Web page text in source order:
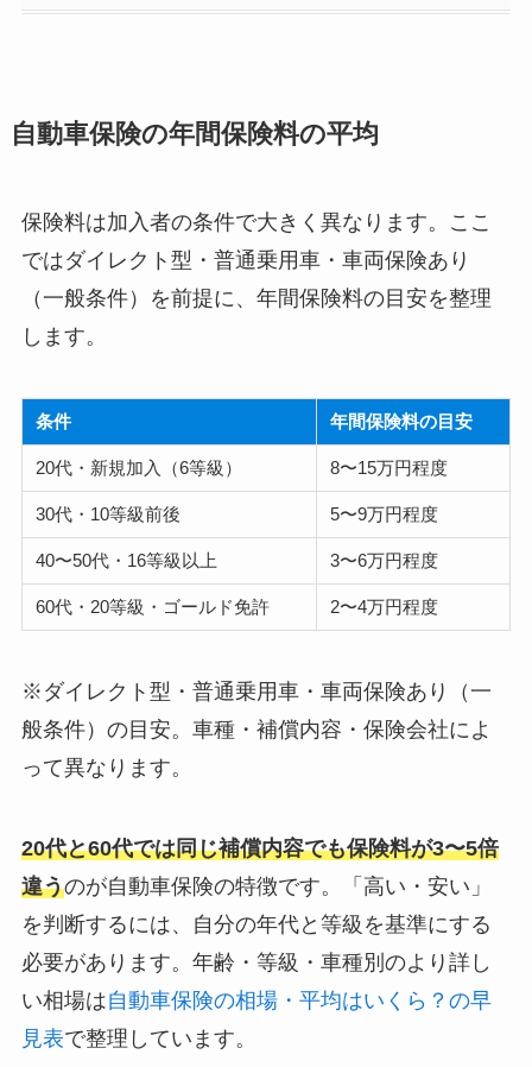
自動車保険の年間保険料の平均
保険料は加入者の条件で大きく異なります。ここ
ではダイレクト型・普通乗用車・車両保険あり
（一般条件）を前提に、年間保険料の目安を整理
します。
条件 年間保険料の目安
20代・新規加入（6等級） 8〜15万円程度
30代・10等級前後 5〜9万円程度
40〜50代・16等級以上 3〜6万円程度
60代・20等級・ゴールド免許 2〜4万円程度
※ダイレクト型・普通乗用車・車両保険あり（一
般条件）の目安。車種・補償内容・保険会社によ
って異なります。
20代と60代では同じ補償内容でも保険料が3〜5倍
違うのが自動車保険の特徴です。「高い・安い」
を判断するには、自分の年代と等級を基準にする
必要があります。年齢・等級・車種別のより詳し
い相場は自動車保険の相場・平均はいくら？の早
見表で整理しています。